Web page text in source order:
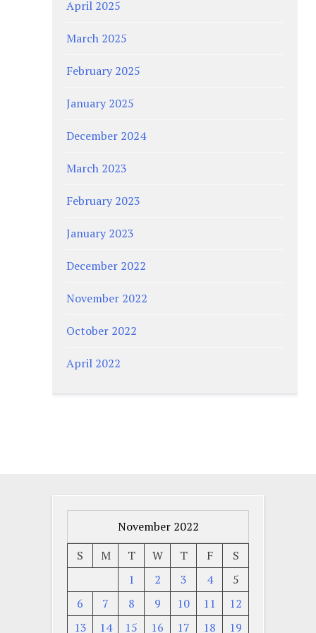
April 2025
March 2025
February 2025
January 2025
December 2024
March 2023
February 2023
January 2023
December 2022
November 2022
October 2022
April 2022
November 2022
S
M T W T F
S
1
2 3 4
5
6
7 8 9 10 11
12
13
14 15 16 17 18 19